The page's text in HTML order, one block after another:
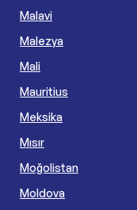
Malavi
Malezya
Mali
Mauritius
Meksika
Mısır
Moğolistan
Moldova